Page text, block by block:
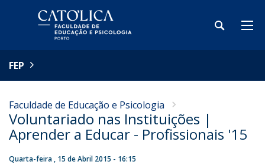
FEP
Faculdade de Educação e Psicologia
Voluntariado nas Instituições |
Aprender a Educar - Profissionais '15
Quarta-feira , 15 de Abril 2015 - 16:15